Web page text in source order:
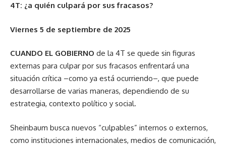
4T: ¿a quién culpará por sus fracasos?
Viernes 5 de septiembre de 2025
CUANDO EL GOBIERNO de la 4T se quede sin figuras
externas para culpar por sus fracasos enfrentará una
situación crítica –como ya está ocurriendo–, que puede
desarrollarse de varias maneras, dependiendo de su
estrategia, contexto político y social.
Sheinbaum busca nuevos “culpables” internos o externos,
como instituciones internacionales, medios de comunicación,